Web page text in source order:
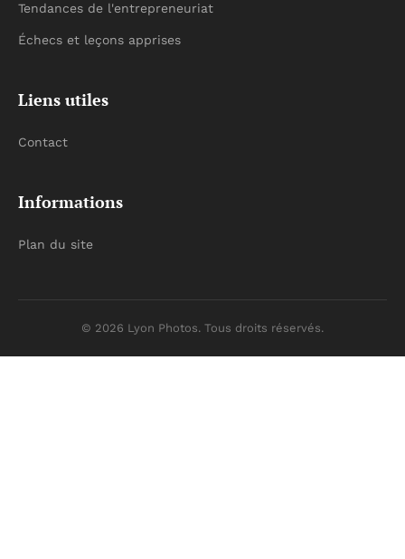
Tendances de l'entrepreneuriat
Échecs et leçons apprises
Liens utiles
Contact
Informations
Plan du site
© 2026 Lyon Photos. Tous droits réservés.